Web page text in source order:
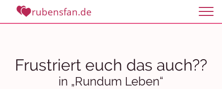
rubensfan.de
Frustriert euch das auch??
in „Rundum Leben“